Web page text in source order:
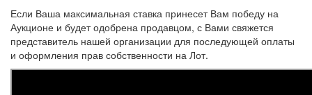
Если Ваша максимальная ставка принесет Вам победу на
Аукционе и будет одобрена продавцом, с Вами свяжется
представитель нашей организации для последующей оплаты
и оформления прав собственности на Лот.